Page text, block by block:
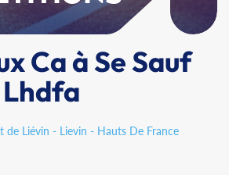
Ca à Se Sauf
Lhdfa
de Liévin - Lievin - Hauts De France